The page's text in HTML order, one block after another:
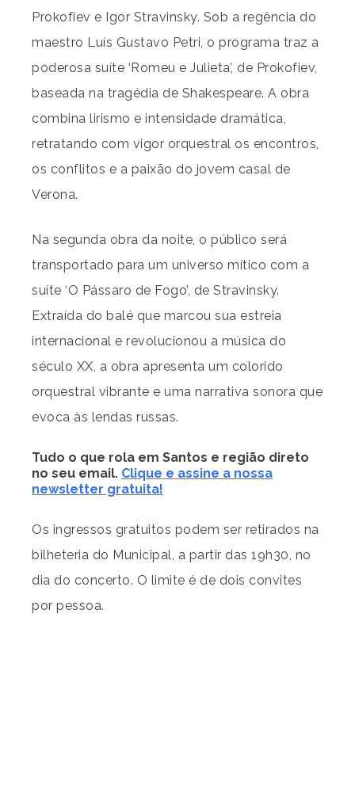
Prokofiev e Igor Stravinsky. Sob a regência do
maestro Luís Gustavo Petri, o programa traz a
poderosa suíte ‘Romeu e Julieta’, de Prokofiev,
baseada na tragédia de Shakespeare. A obra
combina lirismo e intensidade dramática,
retratando com vigor orquestral os encontros,
os conflitos e a paixão do jovem casal de
Verona.
Na segunda obra da noite, o público será
transportado para um universo mítico com a
suíte ‘O Pássaro de Fogo’, de Stravinsky.
Extraída do balé que marcou sua estreia
internacional e revolucionou a música do
século XX, a obra apresenta um colorido
orquestral vibrante e uma narrativa sonora que
evoca às lendas russas.
Tudo o que rola em Santos e região direto
no seu email. Clique e assine a nossa
newsletter gratuita!
Os ingressos gratuitos podem ser retirados na
bilheteria do Municipal, a partir das 19h30, no
dia do concerto. O limite é de dois convites
por pessoa.